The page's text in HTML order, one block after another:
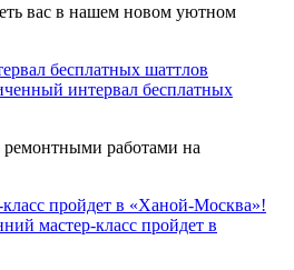
вас в нашем новом уютном
интервал бесплатных
ремонтными работами на
мастер-класс пройдет в